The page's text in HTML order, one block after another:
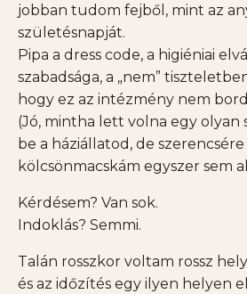
jobban tudom fejből, mint az
születésnapját.
Pipa a dress code, a higiéniai
szabadsága, a „nem”
hogy ez az intézmény nem
(Jó, mintha lett volna egy olyan
be a háziállatod, de szerencsére
kölcsönmacskám egyszer sem
Kérdésem? Van sok.
Indoklás? Semmi.
Talán rosszkor voltam rossz
és az időzítés egy ilyen helyen